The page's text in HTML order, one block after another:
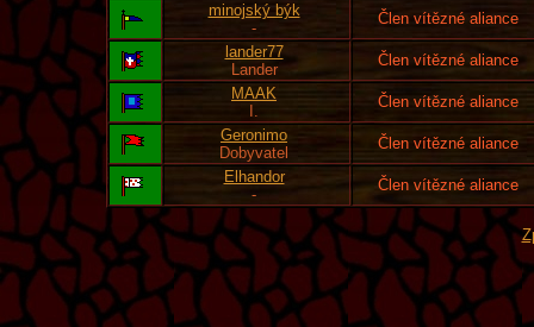
minojský býk
-
Člen vítězné aliance
lander77
Lander
Člen vítězné aliance
MAAK
I.
Člen vítězné aliance
Geronimo
Dobyvatel
Člen vítězné aliance
Elhandor
-
Člen vítězné aliance